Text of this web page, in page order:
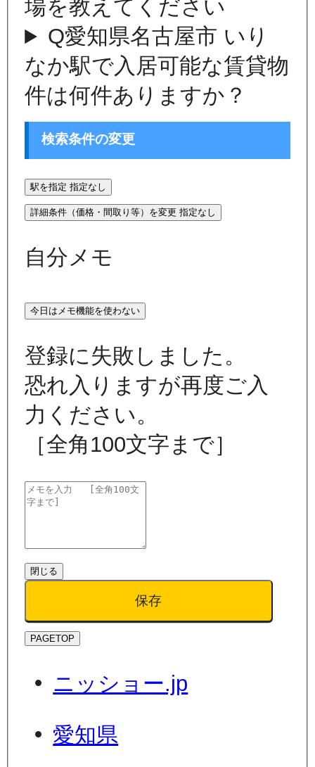
場を教えてください
Q愛知県名古屋市 いり
なか駅で入居可能な賃貸物
件は何件ありますか？
検索条件の変更
駅を指定 指定なし
詳細条件（価格・間取り等）を変更 指定なし
自分メモ
今日はメモ機能を使わない
登録に失敗しました。
恐れ入りますが再度ご入
力ください。
［全角100文字まで］
閉じる
保存
PAGETOP
ニッショー.jp
愛知県